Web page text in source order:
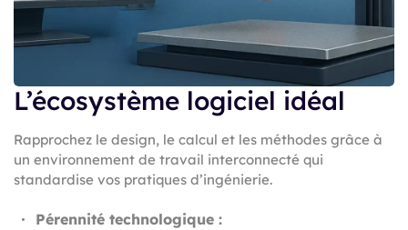
L’écosystème logiciel idéal
Rapprochez le design, le calcul et les méthodes grâce à
un environnement de travail interconnecté qui
standardise vos pratiques d’ingénierie.
Pérennité technologique :